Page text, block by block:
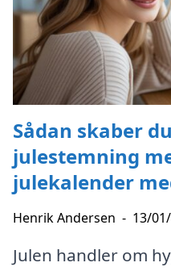
Sådan skaber
julestemning
julekalender
Henrik Andersen - 13/
Julen handler om